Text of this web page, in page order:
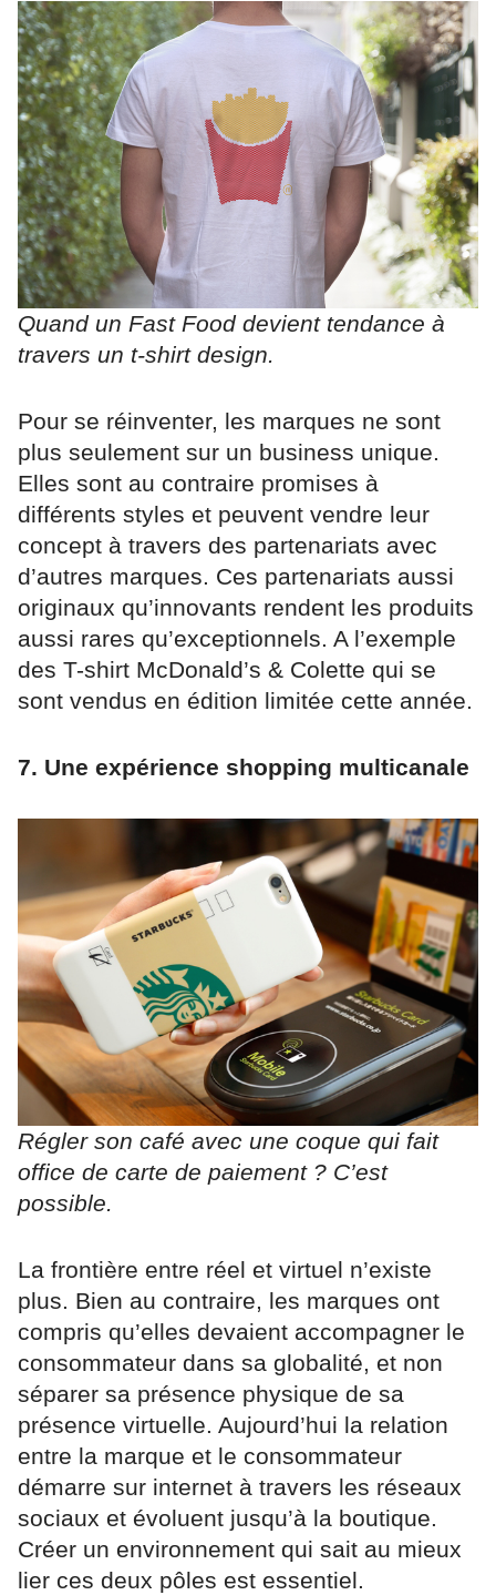
Quand un Fast Food devient tendance à
travers un t-shirt design.
Pour se réinventer, les marques ne sont
plus seulement sur un business unique.
Elles sont au contraire promises à
différents styles et peuvent vendre leur
concept à travers des partenariats avec
d’autres marques. Ces partenariats aussi
originaux qu’innovants rendent les produits
aussi rares qu’exceptionnels. A l’exemple
des T-shirt McDonald’s & Colette qui se
sont vendus en édition limitée cette année.
7. Une expérience shopping multicanale
Régler son café avec une coque qui fait
office de carte de paiement ? C’est
possible.
La frontière entre réel et virtuel n’existe
plus. Bien au contraire, les marques ont
compris qu’elles devaient accompagner le
consommateur dans sa globalité, et non
séparer sa présence physique de sa
présence virtuelle. Aujourd’hui la relation
entre la marque et le consommateur
démarre sur internet à travers les réseaux
sociaux et évoluent jusqu’à la boutique.
Créer un environnement qui sait au mieux
lier ces deux pôles est essentiel.